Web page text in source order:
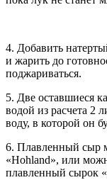
4. Добавить
и жарить до
поджариваться.
5. Две оставшиеся
водой из расчета 2
воду, в которой он
6. Плавленный сыр
«Hohland», или
плавленный сырок